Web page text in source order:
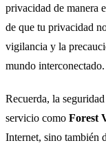
privacidad de manera
de que tu privacidad
vigilancia y la
mundo interconectado.
Recuerda, la
servicio como Forest
Internet, sino también